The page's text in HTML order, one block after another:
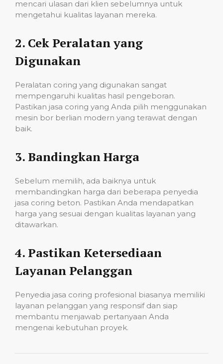
mencari ulasan dari klien sebelumnya untuk
mengetahui kualitas layanan mereka.
2. Cek Peralatan yang
Digunakan
Peralatan coring yang digunakan sangat
mempengaruhi kualitas hasil pengeboran.
Pastikan jasa coring yang Anda pilih menggunakan
mesin bor berlian modern yang terawat dengan
baik.
3. Bandingkan Harga
Sebelum memilih, ada baiknya untuk
membandingkan harga dari beberapa penyedia
jasa coring beton. Pastikan Anda mendapatkan
harga yang sesuai dengan kualitas layanan yang
ditawarkan.
4. Pastikan Ketersediaan
Layanan Pelanggan
Penyedia jasa coring profesional biasanya memiliki
layanan pelanggan yang responsif dan siap
membantu menjawab pertanyaan Anda
mengenai kebutuhan proyek.